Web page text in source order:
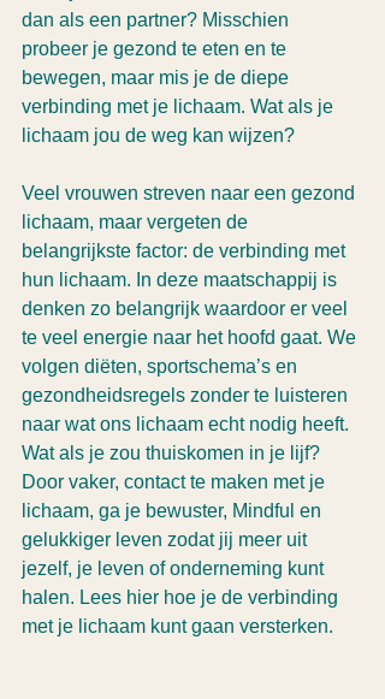
dan als een partner? Misschien
probeer je gezond te eten en te
bewegen, maar mis je de diepe
verbinding met je lichaam. Wat als je
lichaam jou de weg kan wijzen?
Veel vrouwen streven naar een gezond
lichaam, maar vergeten de
belangrijkste factor: de verbinding met
hun lichaam. In deze maatschappij is
denken zo belangrijk waardoor er veel
te veel energie naar het hoofd gaat. We
volgen diëten, sportschema’s en
gezondheidsregels zonder te luisteren
naar wat ons lichaam echt nodig heeft.
Wat als je zou thuiskomen in je lijf?
Door vaker, contact te maken met je
lichaam, ga je bewuster, Mindful en
gelukkiger leven zodat jij meer uit
jezelf, je leven of onderneming kunt
halen. Lees hier hoe je de verbinding
met je lichaam kunt gaan versterken.